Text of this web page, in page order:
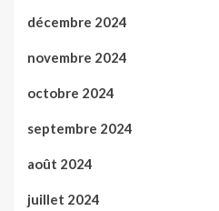
décembre 2024
novembre 2024
octobre 2024
septembre 2024
août 2024
juillet 2024